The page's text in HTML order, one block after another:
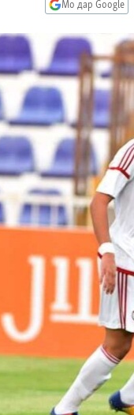
Мо дар Google